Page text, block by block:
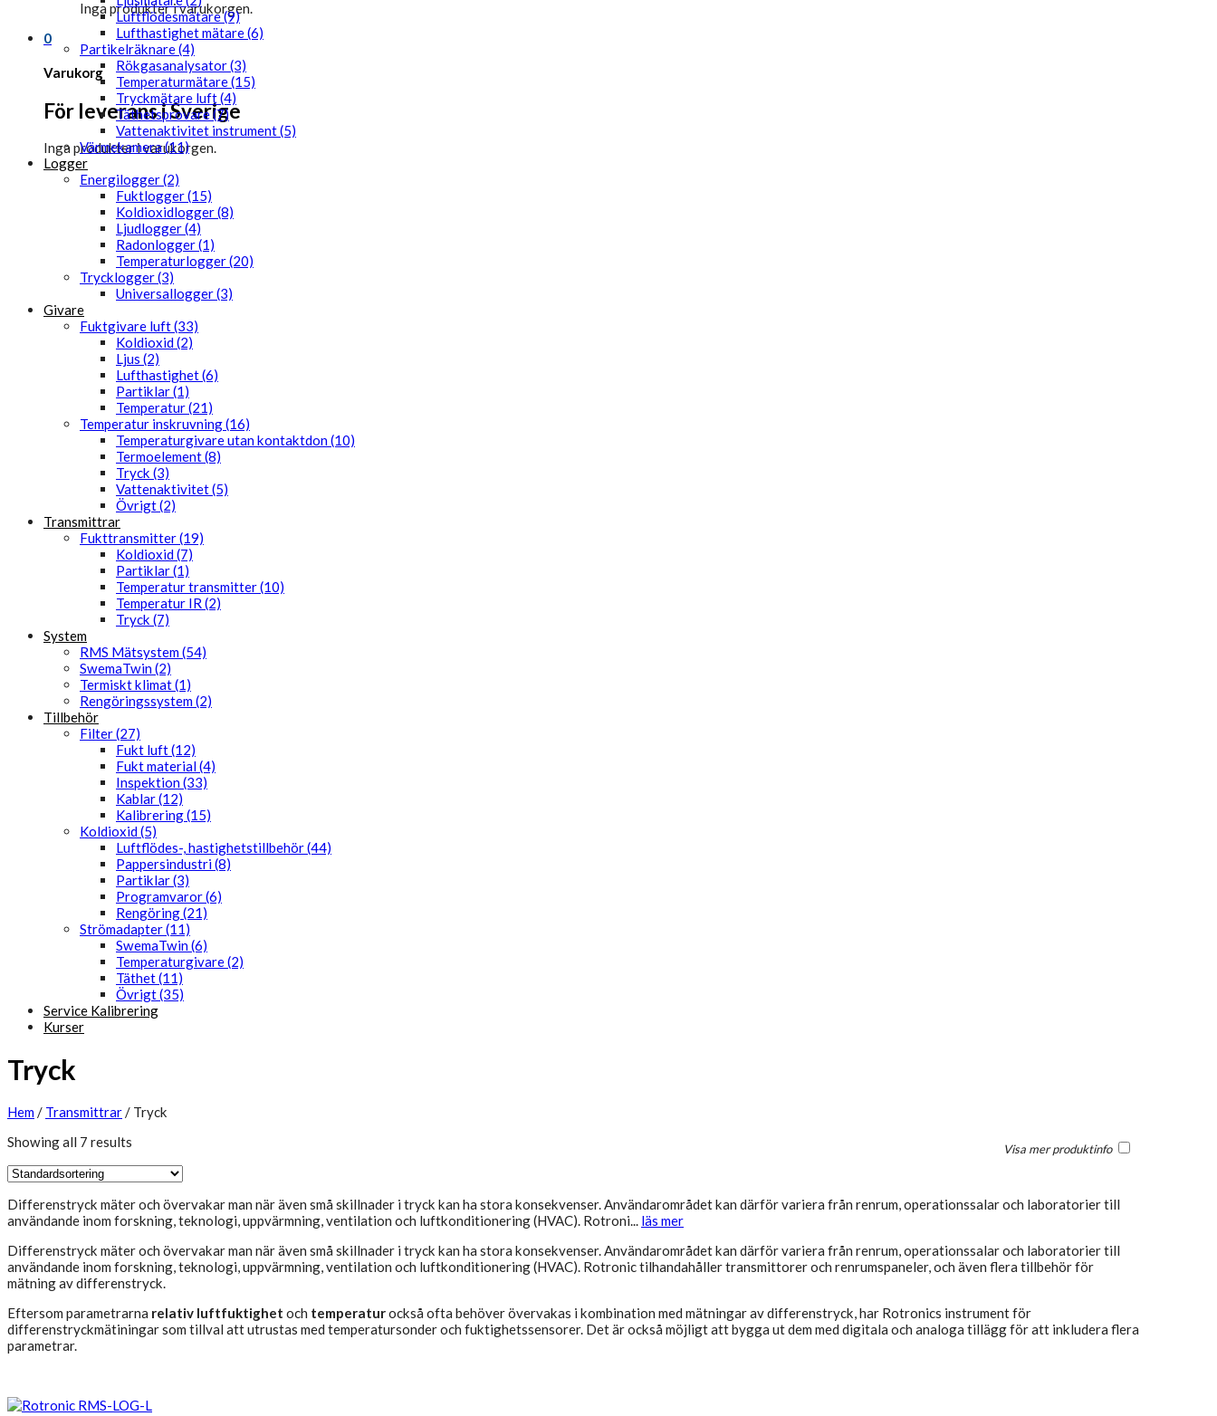
Inga produkter i varukorgen.
0
Varukorg
För leverans i Sverige
Inga produkter i varukorgen.
Luftflödesmätare (9)
Lufthastighet mätare (6)
Partikelräknare (4)
Rökgasanalysator (3)
Temperaturmätare (15)
Tryckmätare luft (4)
Täthetsprovare (7)
Vattenaktivitet instrument (5)
Värmekamera (11)
Logger
Energilogger (2)
Fuktlogger (15)
Koldioxidlogger (8)
Ljudlogger (4)
Radonlogger (1)
Temperaturlogger (20)
Trycklogger (3)
Universallogger (3)
Givare
Fuktgivare luft (33)
Koldioxid (2)
Ljus (2)
Lufthastighet (6)
Partiklar (1)
Temperatur (21)
Temperatur inskruvning (16)
Temperaturgivare utan kontaktdon (10)
Termoelement (8)
Tryck (3)
Vattenaktivitet (5)
Övrigt (2)
Transmittrar
Fukttransmitter (19)
Koldioxid (7)
Partiklar (1)
Temperatur transmitter (10)
Temperatur IR (2)
Tryck (7)
System
RMS Mätsystem (54)
SwemaTwin (2)
Termiskt klimat (1)
Rengöringssystem (2)
Tillbehör
Filter (27)
Fukt luft (12)
Fukt material (4)
Inspektion (33)
Kablar (12)
Kalibrering (15)
Koldioxid (5)
Luftflödes-, hastighetstillbehör (44)
Pappersindustri (8)
Partiklar (3)
Programvaror (6)
Rengöring (21)
Strömadapter (11)
SwemaTwin (6)
Temperaturgivare (2)
Täthet (11)
Övrigt (35)
Service Kalibrering
Kurser
Tryck
Hem/ Transmittrar/ Tryck
Visa mer produktinfo
Showing all 7 results
Differenstryck mäter och övervakar man när även små skillnader i tryck kan ha stora konsekvenser. Användarområdet kan därför variera från renrum, operationssalar och laboratorier till
användande inom forskning, teknologi, uppvärmning, ventilation och luftkonditionering (HVAC). Rotroni... läs mer
Differenstryck mäter och övervakar man när även små skillnader i tryck kan ha stora konsekvenser. Användarområdet kan därför variera från renrum, operationssalar och laboratorier till
användande inom forskning, teknologi, uppvärmning, ventilation och luftkonditionering (HVAC). Rotronic tilhandahåller transmittorer och renrumspaneler, och även flera tillbehör för
mätning av differenstryck.
Eftersom parametrarna relativ luftfuktighet och temperaturockså ofta behöver övervakas i kombination med mätningar av differenstryck, har Rotronics instrument för
differenstryckmätiningar som tillval att utrustas med temperatursonder och fuktighetssensorer. Det är också möjligt att bygga ut dem med digitala och analoga tillägg för att inkludera flera
parametrar.